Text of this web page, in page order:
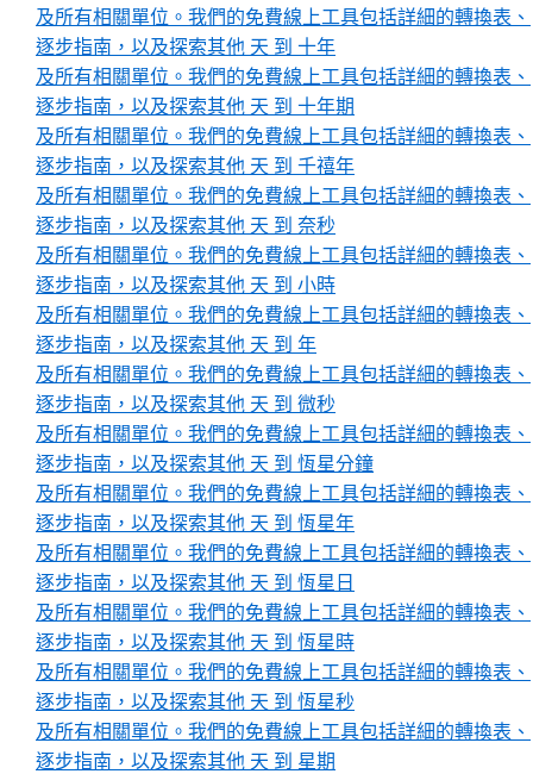
及所有相關單位。我們的免費線上工具包括詳細的轉換表、
逐步指南，以及探索其他 天 到 十年
及所有相關單位。我們的免費線上工具包括詳細的轉換表、
逐步指南，以及探索其他 天 到 十年期
及所有相關單位。我們的免費線上工具包括詳細的轉換表、
逐步指南，以及探索其他 天 到 千禧年
及所有相關單位。我們的免費線上工具包括詳細的轉換表、
逐步指南，以及探索其他 天 到 奈秒
及所有相關單位。我們的免費線上工具包括詳細的轉換表、
逐步指南，以及探索其他 天 到 小時
及所有相關單位。我們的免費線上工具包括詳細的轉換表、
逐步指南，以及探索其他 天 到 年
及所有相關單位。我們的免費線上工具包括詳細的轉換表、
逐步指南，以及探索其他 天 到 微秒
及所有相關單位。我們的免費線上工具包括詳細的轉換表、
逐步指南，以及探索其他 天 到 恆星分鐘
及所有相關單位。我們的免費線上工具包括詳細的轉換表、
逐步指南，以及探索其他 天 到 恆星年
及所有相關單位。我們的免費線上工具包括詳細的轉換表、
逐步指南，以及探索其他 天 到 恆星日
及所有相關單位。我們的免費線上工具包括詳細的轉換表、
逐步指南，以及探索其他 天 到 恆星時
及所有相關單位。我們的免費線上工具包括詳細的轉換表、
逐步指南，以及探索其他 天 到 恆星秒
及所有相關單位。我們的免費線上工具包括詳細的轉換表、
逐步指南，以及探索其他 天 到 星期